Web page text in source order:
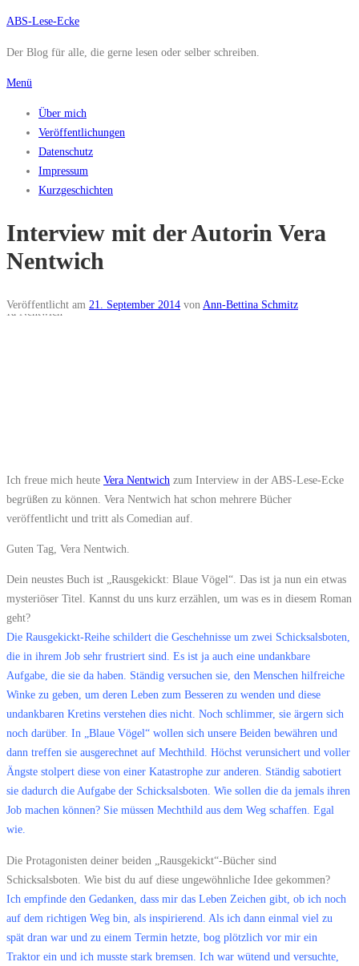
Zum
springen
ABS-Lese-Ecke
Der Blog für alle, die gerne lesen oder selber schreiben.
Menü
Über mich
Veröffentlichungen
Datenschutz
Impressum
Kurzgeschichten
Interview mit der Autorin Vera
Nentwich
Veröffentlicht am 21. September 2014 vonAnn-Bettina Schmitz
Ich freue mich heute Vera Nentwich zum Interview in der ABS-Lese-Ecke
begrüßen zu können. Vera Nentwich hat schon mehrere Bücher
veröffentlicht und tritt als Comedian auf.
Guten Tag, Vera Nentwich.
Dein neustes Buch ist „Rausgekickt: Blaue Vögel“. Das ist ja nun ein etwas
mysteriöser Titel. Kannst du uns kurz erzählen, um was es in diesem Roman
geht?
Die Rausgekickt-Reihe schildert die Geschehnisse um zwei Schicksalsboten,
die in ihrem Job sehr frustriert sind. Es ist ja auch eine undankbare
Aufgabe, die sie da haben. Ständig versuchen sie, den Menschen hilfreiche
Winke zu geben, um deren Leben zum Besseren zu wenden und diese
undankbaren Kretins verstehen dies nicht. Noch schlimmer, sie ärgern sich
noch darüber. In „Blaue Vögel“ wollen sich unsere Beiden bewähren und
dann treffen sie ausgerechnet auf Mechthild. Höchst verunsichert und voller
Ängste stolpert diese von einer Katastrophe zur anderen. Ständig sabotiert
sie dadurch die Aufgabe der Schicksalsboten. Wie sollen die da jemals ihren
Job machen können? Sie müssen Mechthild aus dem Weg schaffen. Egal
wie.
Die Protagonisten deiner beiden „Rausgekickt“-Bücher sind
Schicksalsboten. Wie bist du auf diese ungewöhnliche Idee gekommen?
Ich empfinde den Gedanken, dass mir das Leben Zeichen gibt, ob ich noch
auf dem richtigen Weg bin, als inspirierend. Als ich dann einmal viel zu
spät dran war und zu einem Termin hetzte, bog plötzlich vor mir ein
Traktor ein und ich musste stark bremsen. Ich war wütend und versuchte,